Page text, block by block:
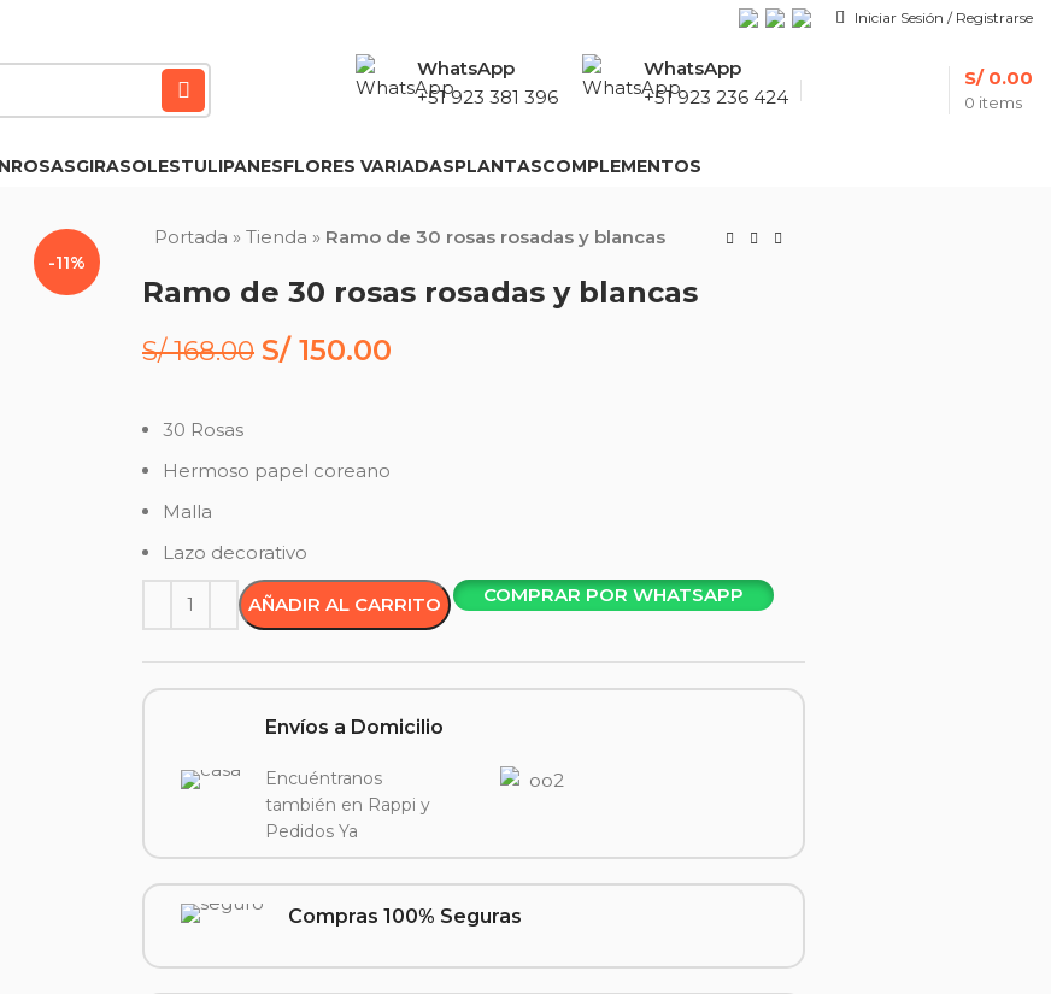
Iniciar Sesión / Registrarse
WhatsApp
+51 923 381 396
WhatsApp
+51 923 236 424
0 items
S/0.00
ROSASGIRASOLESTULIPANESFLORES VARIADASPLANTASCOMPLEMENTOS
-11%
Portada »Tienda » Ramo de 30 rosas rosadas y blancas
Ramo de 30 rosas rosadas y blancas
S/168.00 S/150.00
30 Rosas
Hermoso papel coreano
Malla
Lazo decorativo
AÑADIR AL CARRITO COMPRAR POR WHATSAPP
Envíos a Domicilio
Encuéntranos
también en Rappi y
Pedidos Ya
Compras 100% Seguras